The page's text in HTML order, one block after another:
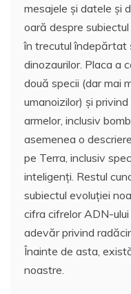
mesajele și datele și
oară despre
în trecutul îndepărtat
dinozaurilor. Placa a
două specii (dar mai
umanoizilor) și
armelor, inclusiv
asemenea o
pe Terra, inclusiv
inteligenți. Restul
subiectul evoluției
cifra cifrelor ADN-
adevăr privind
Înainte de asta,
noastre.